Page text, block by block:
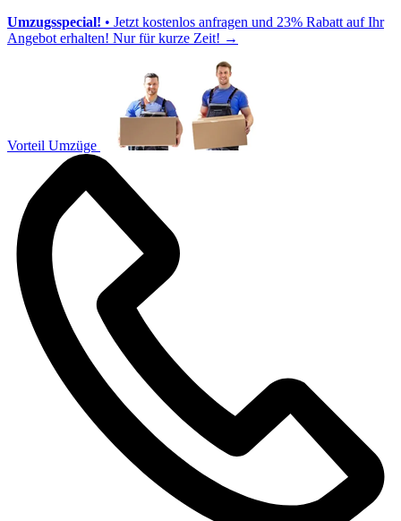
Umzugsspecial! • Jetzt kostenlos anfragen und 23% Rabatt auf Ihr
Angebot erhalten! Nur für kurze Zeit! →
Vorteil Umzüge